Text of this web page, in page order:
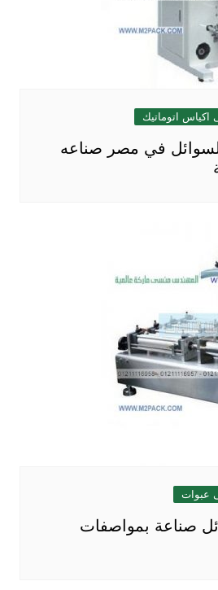
اكياس اتوماتيك
في مصر صناعه
عبوات
صناعة بمواصفات